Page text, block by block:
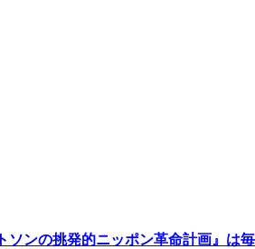
ンの挑発的ニッポン革命計画』は毎